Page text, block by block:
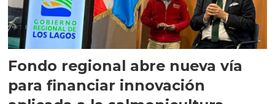
Fondo regional abre nueva vía
para financiar innovación